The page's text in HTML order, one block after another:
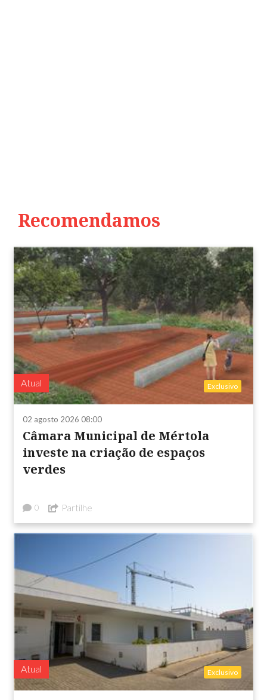
Recomendamos
Atual Exclusivo
02 agosto 2026 08:00
Câmara Municipal de Mértola
investe na criação de espaços
verdes
0 Partilhe
Atual Exclusivo